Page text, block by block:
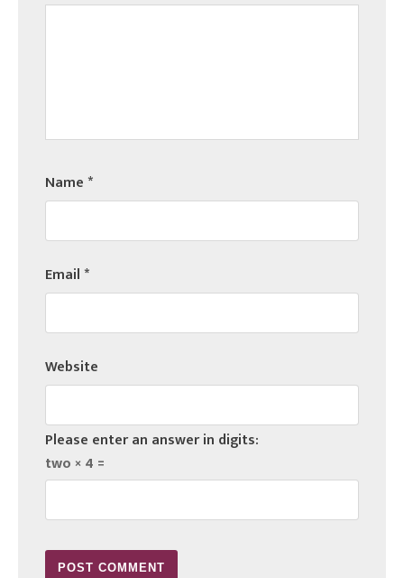
Name*
Email*
Website
Please enter an answer in digits:
two × 4 =